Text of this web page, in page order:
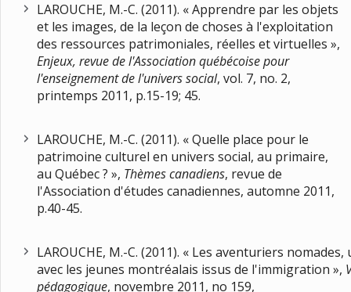
LAROUCHE, M.-C. (2011). « Apprendre par les objets
et les images, de la leçon de choses à l'exploitation
des ressources patrimoniales, réelles et virtuelles »,
Enjeux, revue de l'Association québécoise pour
l'enseignement de l'univers social, vol. 7, no. 2,
printemps 2011, p.15-19; 45.
LAROUCHE, M.-C. (2011). « Quelle place pour le
patrimoine culturel en univers social, au primaire,
au Québec ? », Thèmes canadiens, revue de
l'Association d'études canadiennes, automne 2011,
p.40-45.
LAROUCHE, M.-C. (2011). « Les aventuriers
avec les jeunes montréalais issus de l'immigration »,
pédagogique, novembre 2011, no 159,